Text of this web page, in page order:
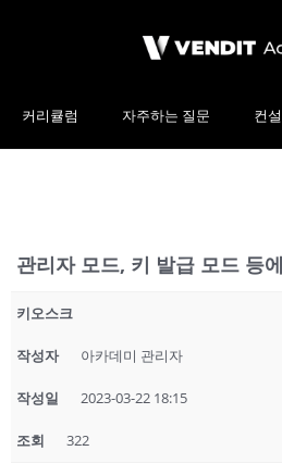
커리큘럼 자주하는 질문 컨
관리자 모드, 키 발급 모드 등
키오스크
작성자 아카데미 관리자
작성일 2023-03-22 18:15
조회 322